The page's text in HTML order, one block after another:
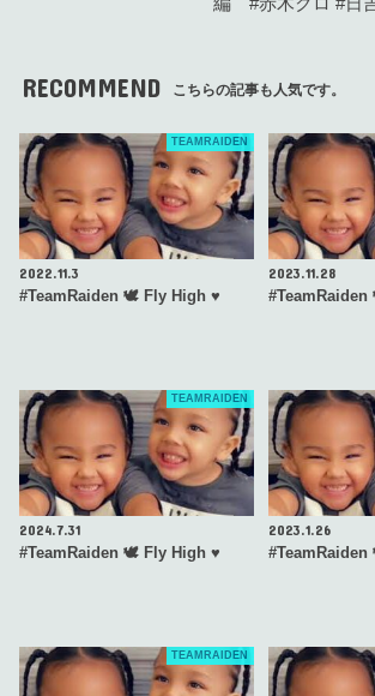
RECOMMEND こちらの記事も人気です。
TEAMRAIDEN
2022.11.3
#TeamRaiden 🕊 Fly High ♥️
2023.11.28
TEAMRAIDEN
2024.7.31
#TeamRaiden 🕊 Fly High ♥️
2023.1.26
TEAMRAIDEN